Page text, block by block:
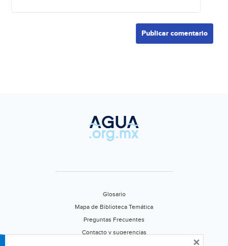
Glosario
Mapa de Biblioteca Temática
Preguntas Frecuentes
Contacto y sugerencias